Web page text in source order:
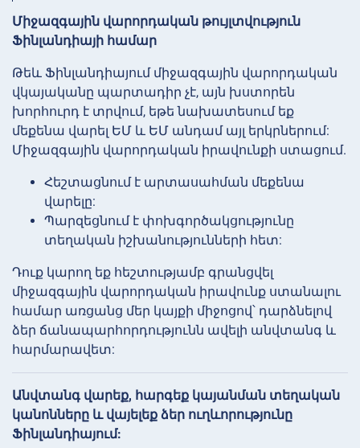
Միջազգային վարորդական թույլտվություն
Ֆինլանդիայի համար
Թեև Ֆինլանդիայում միջազգային վարորդական
վկայականը պարտադիր չէ, այն խստորեն
խորհուրդ է տրվում, եթե նախատեսում եք
մեքենա վարել ԵՄ և ԵՄ անդամ այլ երկրներում:
Միջազգային վարորդական իրավունքի ստացում.
Հեշտացնում է արտասահման մեքենա
վարելը:
Պարզեցնում է փոխգործակցությունը
տեղական իշխանությունների հետ:
Դուք կարող եք հեշտությամբ գրանցվել
միջազգային վարորդական իրավունք ստանալու
համար առցանց մեր կայքի միջոցով՝ դարձնելով
ձեր ճանապարհորդությունն ավելի անվտանգ և
հարմարավետ:
Անվտանգ վարեք, հարգեք կայանման տեղական
կանոնները և վայելեք ձեր ուղևորությունը
Ֆինլանդիայում: